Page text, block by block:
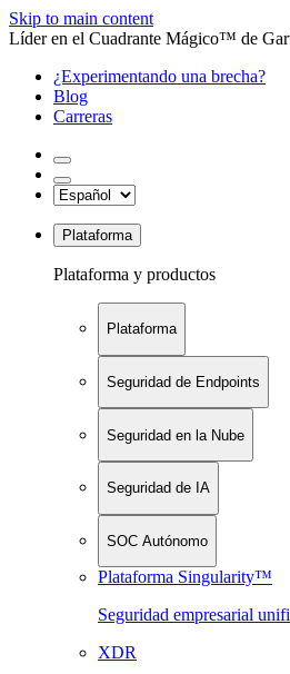
Skip to main content
Líder en el Cuadrante Mágico™ de
¿Experimentando una brecha?
Blog
Carreras
Plataforma
Plataforma y productos
Plataforma
Seguridad de Endpoints
Seguridad en la Nube
Seguridad de IA
SOC Autónomo
Plataforma Singularity™
Seguridad empresarial
XDR